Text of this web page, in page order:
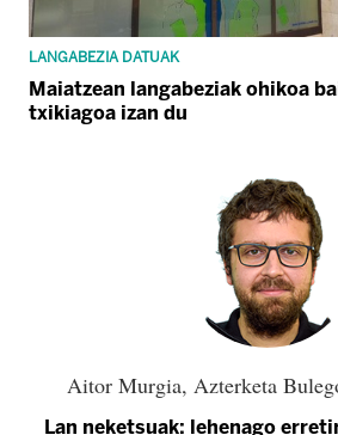
LANGABEZIA DATUAK
Maiatzean langabeziak ohikoa
txikiagoa izan du
Aitor Murgia, Azterketa
Lan neketsuak: lehenago